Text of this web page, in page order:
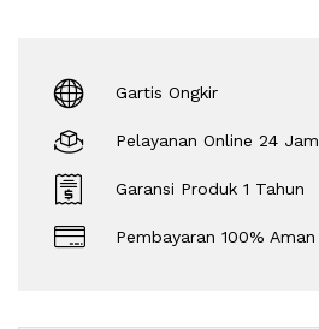
Gartis Ongkir
Pelayanan Online 24 Jam
Garansi Produk 1 Tahun
Pembayaran 100% Aman